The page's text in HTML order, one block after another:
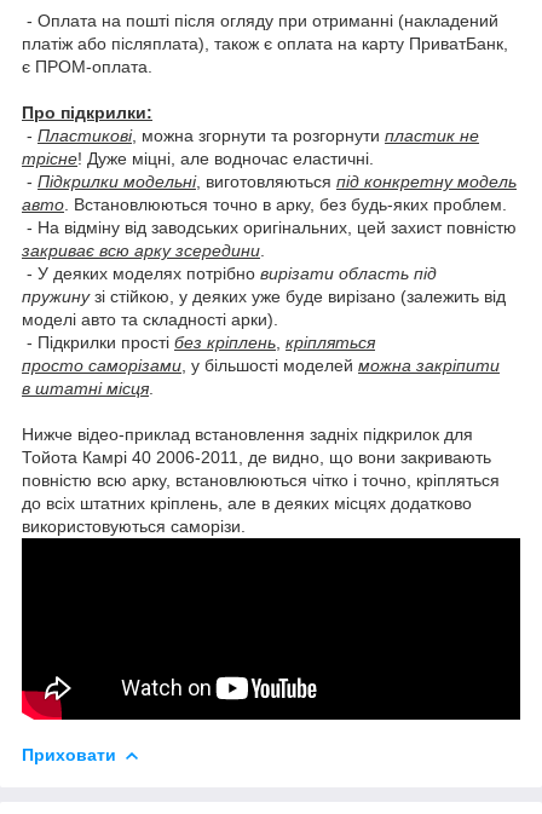
- Оплата на пошті після огляду при отриманні (накладений
платіж або післяплата), також є оплата на карту ПриватБанк,
є ПРОМ-оплата.
Про підкрилки:
- Пластикові, можна згорнути та розгорнути пластик не
трісне! Дуже міцні, але водночас еластичні.
- Підкрилки модельні, виготовляються під конкретну модель
авто . Встановлюються точно в арку, без будь-яких проблем.
- На відміну від заводських оригінальних, цей захист повністю
закриває всю арку зсередини
- У деяких моделях потрібно вирізати область під
пружинузі стійкою, у деяких уже буде вирізано (залежить від
моделі авто та складності арки).
- Підкрилки прості без кріплень кріпляться
просто саморізами , у більшості моделей можна закріпити
в штатні місця
Нижче відео-приклад встановлення задніх підкрилок для
Тойота Камрі 40 2006-2011, де видно, що вони закривають
повністю всю арку, встановлюються чітко і точно, кріпляться
до всіх штатних кріплень, але в деяких місцях додатково
використовуються саморізи.
Приховати